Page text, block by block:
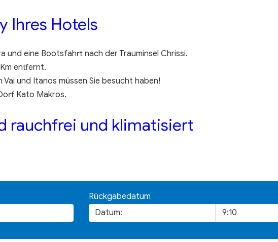
Ihres Hotels
und eine Bootsfahrt nach der Trauminsel Chrissi.
entfernt.
und Itanos müssen Sie besucht haben!
Kato Makros.
rauchfrei und klimatisiert
Rückgabedatum